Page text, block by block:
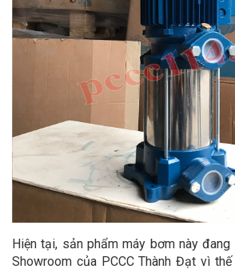
Hiện tại, sản phẩm máy bơm này
Showroom của PCCC Thành Đạt vì